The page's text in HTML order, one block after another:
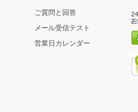
ご質問と回答
メール受信テスト
営業日カレンダー